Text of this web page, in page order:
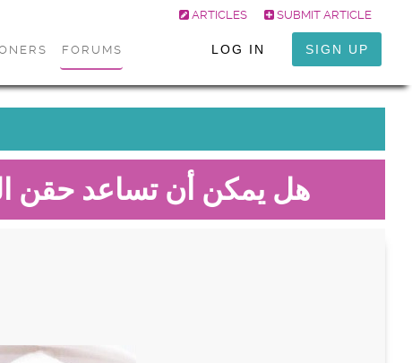
ARTICLES SUBMIT ARTICLE
FORUMS LOG IN SIGN UP
هل يمكن أن تساعد حقن